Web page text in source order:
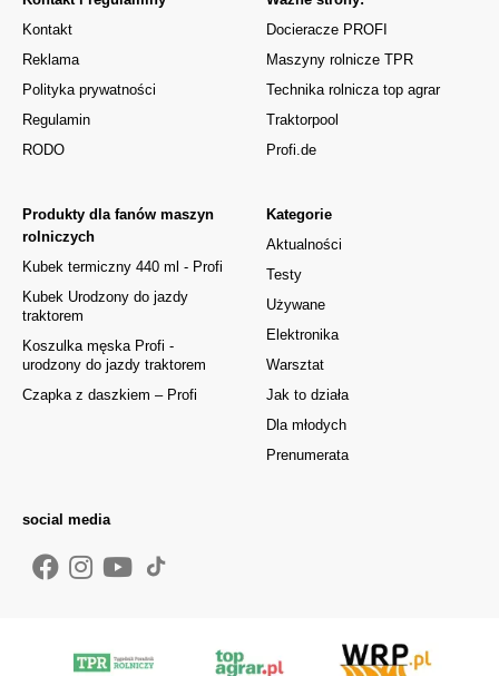
Kontakt
Reklama
Polityka prywatności
Regulamin
RODO
Kategorie
Aktualności
Testy
Używane
Elektronika
Warsztat
Jak to działa
Dla młodych
Prenumerata
Produkty dla fanów maszyn
rolniczych
Kubek termiczny 440 ml - Profi
Kubek Urodzony do jazdy
traktorem
Koszulka męska Profi -
urodzony do jazdy traktorem
Czapka z daszkiem – Profi
Docieracze PROFI
Maszyny rolnicze TPR
Technika rolnicza top agrar
Traktorpool
Profi.de
social media